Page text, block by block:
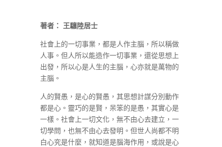
著者： 王驤陸居士
社會上的一切事業，都是人作主腦，所以稱做
人事。但人所以能造作一切事業，還從思想上
出發，所以心是人生的主腦，心亦就是萬物的
主腦。
人的賢愚，是心的賢愚，其思想計謀分別動作
都是心。靈巧的是賢，呆笨的是愚，其實心是
一樣。社會上一切文化，無不由心去建立，一
切學問，也無不由心去發明。但世人尚都不明
白心究是什麼，就知道是腦海作用，或說是心